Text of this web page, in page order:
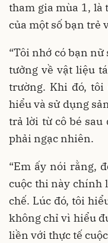
tham gia mùa 1,
của một số bạn trẻ
“Tôi nhớ có bạn
tưởng về vật liệu
trường. Khi đó,
hiểu và sử dụng
trả lời từ cô bé sau
phải ngạc nhiên.
“Em ấy nói rằng,
cuộc thi này chính
chế. Lúc đó, tôi
không chỉ vì hiểu
liền với thực tế